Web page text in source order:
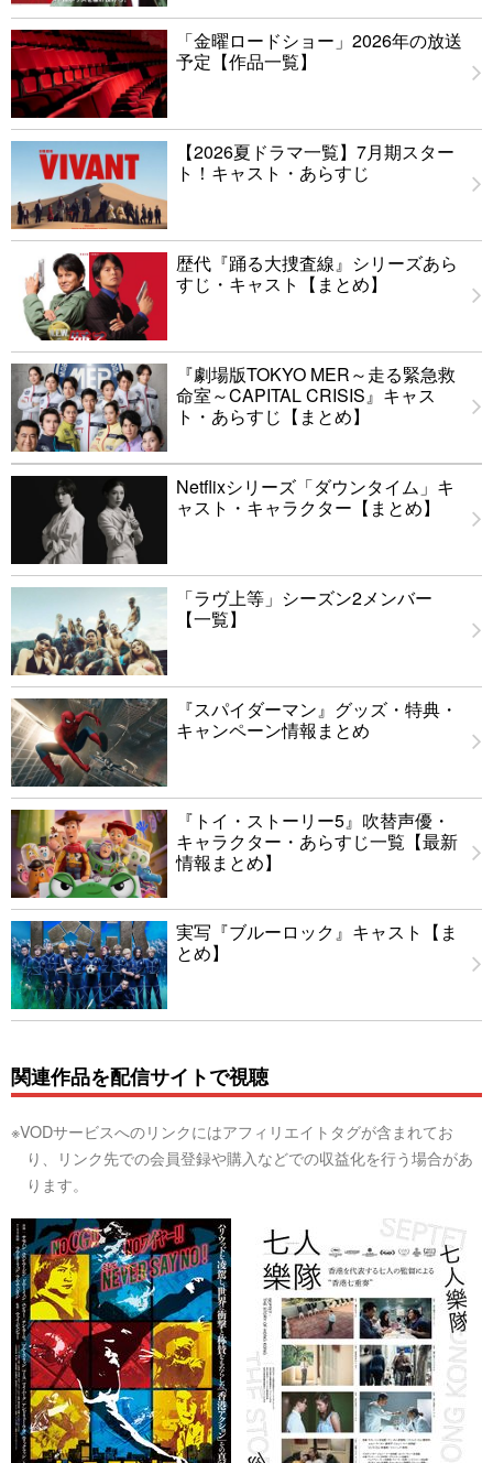
「金曜ロードショー」2026年の放送
予定【作品一覧】
【2026夏ドラマ一覧】7月期スター
ト！キャスト・あらすじ
歴代『踊る大捜査線』シリーズあら
すじ・キャスト【まとめ】
『劇場版TOKYO MER～走る緊急救
命室～CAPITAL CRISIS』キャス
ト・あらすじ【まとめ】
Netflixシリーズ「ダウンタイム」キ
ャスト・キャラクター【まとめ】
「ラヴ上等」シーズン2メンバー
【一覧】
『スパイダーマン』グッズ・特典・
キャンペーン情報まとめ
『トイ・ストーリー5』吹替声優・
キャラクター・あらすじ一覧【最新
情報まとめ】
実写『ブルーロック』キャスト【ま
とめ】
関連作品を配信サイトで視聴
※VODサービスへのリンクにはアフィリエイトタグが含まれてお
り、リンク先での会員登録や購入などでの収益化を行う場合があ
ります。